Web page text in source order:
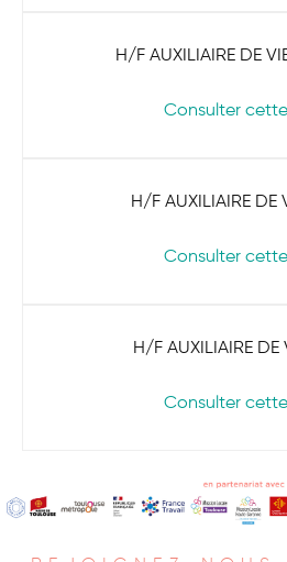
H/F AUXILIAIRE DE
Consulter
H/F AUXILIAIRE DE
Consulter
H/F AUXILIAIRE DE
Consulter